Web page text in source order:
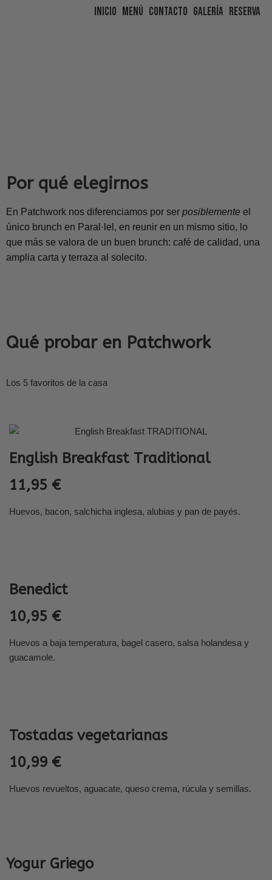
Inicio Menú Contacto Galería Reserva
Por qué elegirnos
En Patchwork nos diferenciamos por ser posiblemente el
único brunch en Paral·lel, en reunir en un mismo sitio, lo
que más se valora de un buen brunch: café de calidad, una
amplia carta y terraza al solecito.
Qué probar en Patchwork
Los 5 favoritos de la casa
English Breakfast Traditional
11,95 €
Huevos, bacon, salchicha inglesa, alubias y pan de payés.
Benedict
10,95 €
Huevos a baja temperatura, bagel casero, salsa holandesa y
guacamole.
Tostadas vegetarianas
10,99 €
Huevos revueltos, aguacate, queso crema, rúcula y semillas.
Yogur Griego